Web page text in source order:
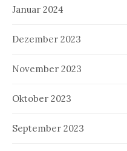
Januar 2024
Dezember 2023
November 2023
Oktober 2023
September 2023